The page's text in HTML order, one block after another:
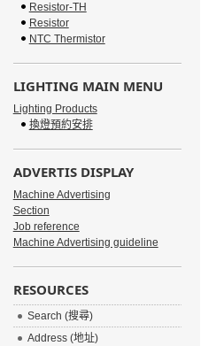
Resistor-TH
Resistor
NTC Thermistor
LIGHTING MAIN MENU
Lighting Products
換燈預約安排
ADVERTIS DISPLAY
Machine Advertising
Section
Job reference
Machine Advertising guideline
RESOURCES
Search (搜尋)
Address (地址)